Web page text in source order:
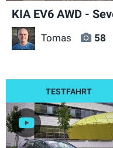
KIA EV6 AWD -
Tomas 58